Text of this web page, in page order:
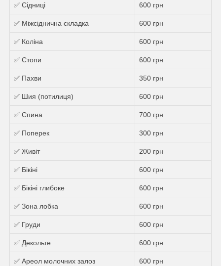
✅ Сідниці 600 грн
✅ Міжсіднична складка 600 грн
✅ Коліна 600 грн
✅ Стопи 600 грн
✅ Пахви 350 грн
✅ Шия (потилиця) 600 грн
✅ Спина 700 грн
✅ Поперек 300 грн
✅ Живіт 200 грн
✅ Бікіні 600 грн
✅ Бікіні глибоке 600 грн
✅ Зона лобка 600 грн
✅ Груди 600 грн
✅ Декольте 600 грн
✅ Ареол молочних залоз 600 грн